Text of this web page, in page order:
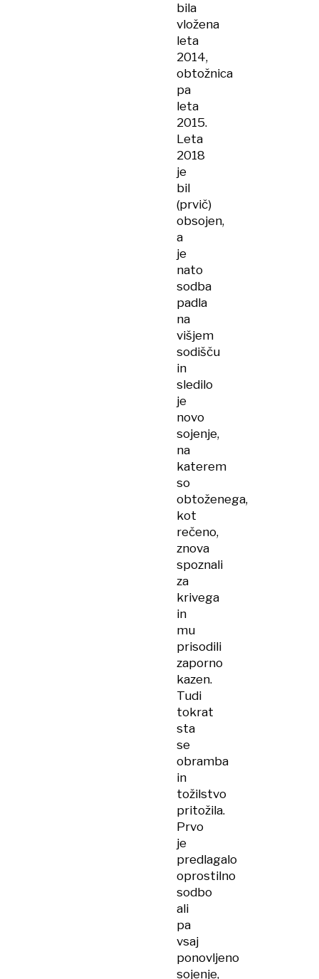
bila
vložena
leta
2014,
obtožnica
pa
leta
2015.
Leta
2018
je
bil
(prvič)
obsojen,
a
je
nato
sodba
padla
na
višjem
sodišču
in
sledilo
je
novo
sojenje,
na
katerem
so
obtoženega,
kot
rečeno,
znova
spoznali
za
krivega
in
mu
prisodili
zaporno
kazen.
Tudi
tokrat
sta
se
obramba
in
tožilstvo
pritožila.
Prvo
je
predlagalo
oprostilno
sodbo
ali
pa
vsaj
ponovljeno
sojenje,